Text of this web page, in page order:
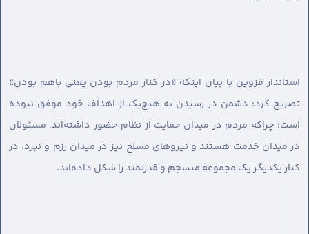
استاندار قزوین با بیان اینکه «در کنار مردم بودن یعنی باهم بودن»
تصریح کرد: دشمن در رسیدن به هیچ‌یک از اهداف خود موفق نبوده
است؛ چراکه مردم در میدان حمایت از نظام حضور داشته‌اند، مسئولان
در میدان خدمت هستند و نیروهای مسلح نیز در میدان رزم و نبرد، در
کنار یکدیگر یک مجموعه منسجم و قدرتمند را شکل داده‌اند.